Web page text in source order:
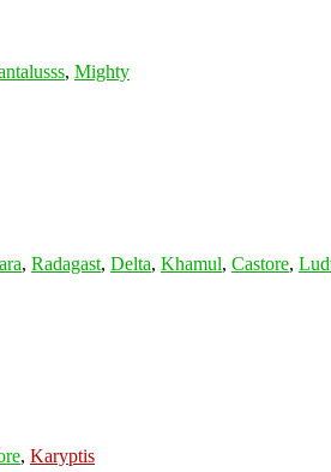
, Mighty
, Radagast, Delta, Khamul, Castore,
, Karyptis